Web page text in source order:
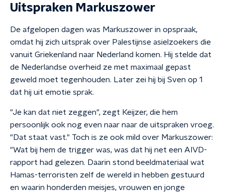
Uitspraken Markuszower
De afgelopen dagen was Markuszower in opspraak,
omdat hij zich uitsprak over Palestijnse asielzoekers die
vanuit Griekenland naar Nederland komen. Hij stelde dat
de Nederlandse overheid ze met maximaal gepast
geweld moet tegenhouden. Later zei hij bij Sven op 1
dat hij uit emotie sprak.
"Je kan dat niet zeggen", zegt Keijzer, die hem
persoonlijk ook nog even naar naar de uitspraken vroeg.
"Dat staat vast." Toch is ze ook mild over Markuszower:
"Wat bij hem de trigger was, was dat hij net een AIVD-
rapport had gelezen. Daarin stond beeldmateriaal wat
Hamas-terroristen zelf de wereld in hebben gestuurd
en waarin honderden meisjes, vrouwen en jonge